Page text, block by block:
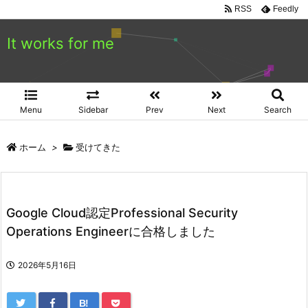
It works for me
Menu Sidebar Prev Next Search
RSS Feedly
ホーム > 受けてきた
Google Cloud認定Professional Security
Operations Engineerに合格しました
2026年5月16日
B!